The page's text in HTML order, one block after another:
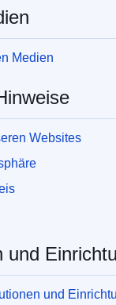
Medien
Websites
und
und